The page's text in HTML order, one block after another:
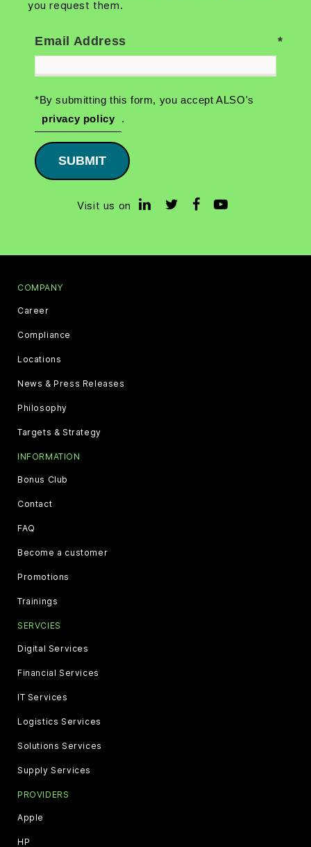
you request them.
Email Address
*By submitting this form, you accept ALSO's
privacy policy
.
SUBMIT
Visit us on
COMPANY
Career
Compliance
Locations
News & Press Releases
Philosophy
Targets & Strategy
INFORMATION
Bonus Club
Contact
FAQ
Become a customer
Promotions
Trainings
SERVCIES
Digital Services
Financial Services
IT Services
Logistics Services
Solutions Services
Supply Services
PROVIDERS
Apple
HP